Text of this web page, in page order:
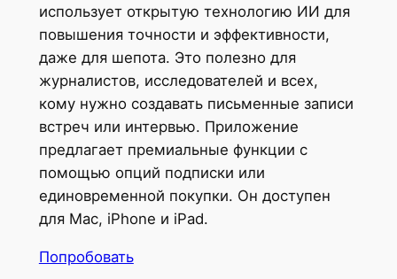
использует открытую технологию ИИ для
повышения точности и эффективности,
даже для шепота. Это полезно для
журналистов, исследователей и всех,
кому нужно создавать письменные записи
встреч или интервью. Приложение
предлагает премиальные функции с
помощью опций подписки или
единовременной покупки. Он доступен
для Mac, iPhone и iPad.
Попробовать